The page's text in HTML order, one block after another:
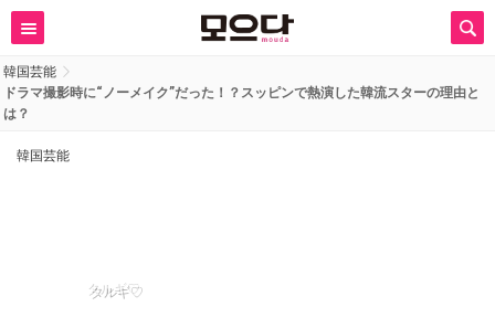
韓国芸能
ドラマ撮影時に“ノーメイク”だった！？スッピンで熱演した韓流スターの理由と
は？
韓国芸能
タルギ♡